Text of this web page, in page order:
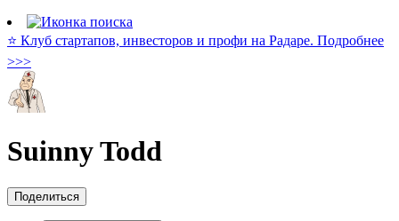
⭐️ Клуб стартапов, инвесторов и профи на Радаре. Подробнее
>>>
Suinny Todd
Поделиться